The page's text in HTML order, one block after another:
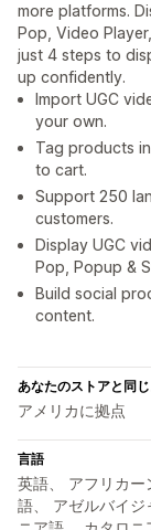
more platforms.
Pop, Video
just 4 steps to
up confidently.
Import UGC
your own.
Tag products
to cart.
Support 250
customers.
Display UGC
Pop, Popup &
Build social
content.
あなたのストアと同
アメリカに拠点
言語
英語、 アフリカ
語、 アゼルバイジ